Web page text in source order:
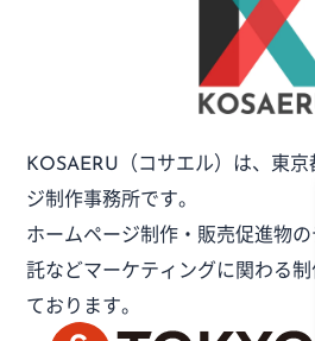
KOSAERU （コサエル）は、 東
ジ制作事務所です。
ホームページ制作・販売促進物
託などマーケティングに関わる
ております。